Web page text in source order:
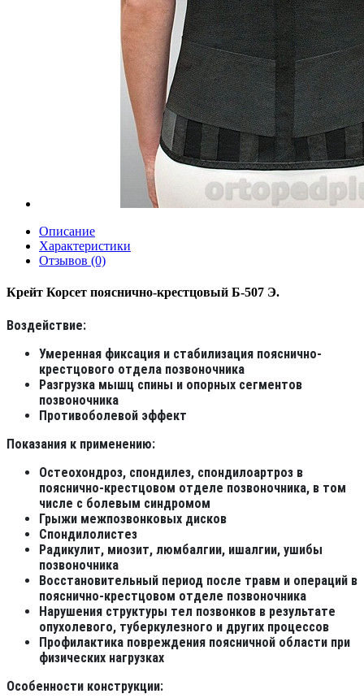
Описание
Характеристики
Отзывов (0)
Крейт Корсет пояснично-крестцовый Б-507 Э.
Воздействие:
Умеренная фиксация и стабилизация пояснично-
крестцового отдела позвоночника
Разгрузка мышц спины и опорных сегментов
позвоночника
Противоболевой эффект
Показания к применению:
Остеохондроз, спондилез, спондилоартроз в
пояснично-крестцовом отделе позвоночника, в том
числе с болевым синдромом
Грыжи межпозвонковых дисков
Cпондилолистез
Радикулит, миозит, люмбалгии, ишалгии, ушибы
позвоночника
Восстановительный период после травм и операций в
пояснично-крестцовом отделе позвоночника
Нарушения структуры тел позвонков в результате
опухолевого, туберкулезного и других процессов
Профилактика повреждения поясничной области при
физических нагрузках
Особенности конструкции: